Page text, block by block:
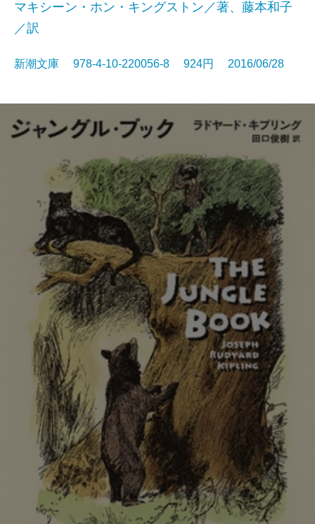
マキシーン・ホン・キングストン／著、藤本和子
／訳
新潮文庫 978-4-10-220056-8 924円 2016/06/28